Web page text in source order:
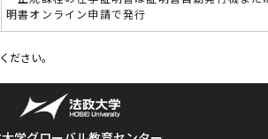
明書オンライン申請で発行
ださい。